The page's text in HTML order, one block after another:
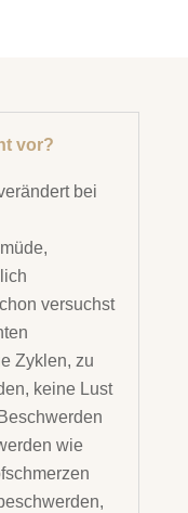
vor?
bei
versuchst
Zyklen, zu
keine Lust
wie